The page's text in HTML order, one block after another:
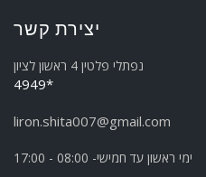
יצירת קשר
נפתלי פלטין 4 ראשון לציון
*4949
liron.shita007@gmail.com
ימי ראשון עד חמישי- 08:00 - 17:00